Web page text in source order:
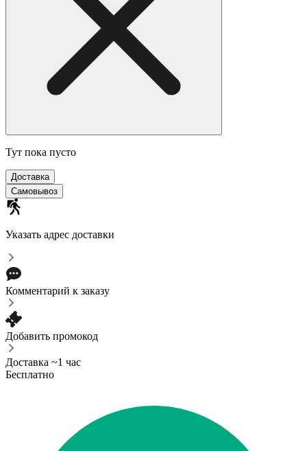
Тут пока пусто
Доставка
Самовывоз
Указать адрес доставки
Комментарий к заказу
Добавить промокод
Доставка ~1 час
Бесплатно